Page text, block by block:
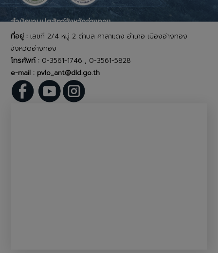
สำนักงานปศุสัตว์จังหวัดอ่างทอง
ที่อยู่ : เลขที่ 2/4 หมู่ 2 ตำบล ศาลาแดง อำเภอ เมืองอ่างทอง
จังหวัดอ่างทอง
โทรศัพท์ : 0-3561-1746 , 0-3561-5828
e-mail : pvlo_ant@dld.go.th